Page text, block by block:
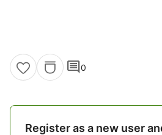
comment0
Register as a new user